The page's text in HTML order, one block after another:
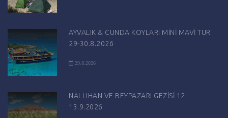
AYVALIK & CUNDA KOYLARI MİNİ MAVİ TUR
29-30.8.2026
29.8.2026
NALLIHAN VE BEYPAZARI GEZİSİ 12-
13.9.2026